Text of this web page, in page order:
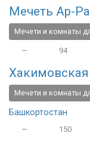
Мечеть Ар-
Мечети и комнаты
— 94
Мечети и комнаты
Башкортостан
— 150